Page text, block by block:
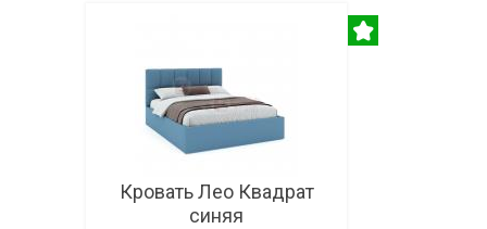
Кровать Лео Квадрат
синяя